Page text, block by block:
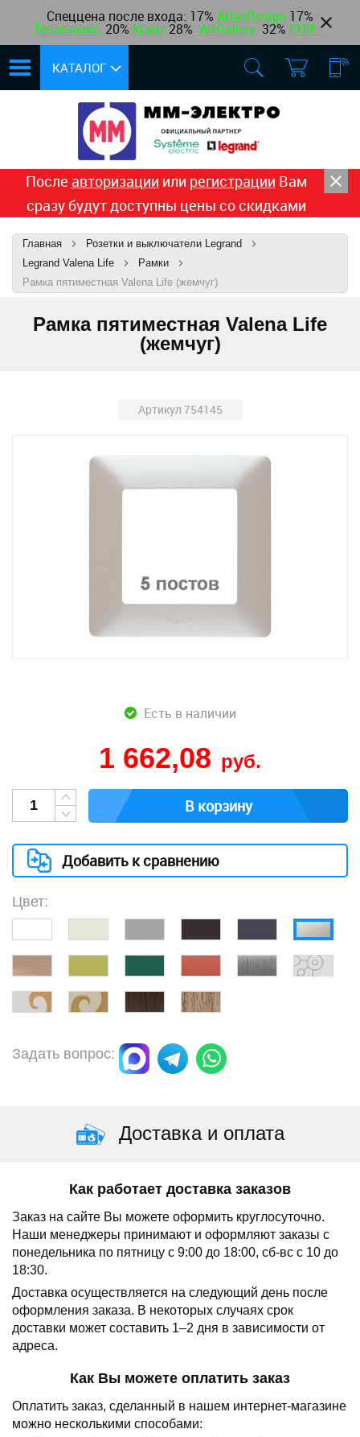
Спеццена после входа: 17% AtlasDesign 17%
Теплолюкс, 20% Kranz 28% ArtGallery 32% CHINT
КАТАЛОГ
После авторизации или регистрации Вам
сразу будут доступны цены со скидками
Главная
Розетки и выключатели Legrand
Legrand Valena Life
Рамки
Рамка пятиместная Valena Life (жемчуг)
Рамка пятиместная Valena Life
(жемчуг)
Артикул 754145
Есть в наличии
1 662,08 руб.
В корзину
Добавить к сравнению
Цвет:
Задать вопрос:
Доставка и оплата
Как работает доставка заказов
Заказ на сайте Вы можете оформить круглосуточно.
Наши менеджеры принимают и оформляют заказы с
понедельника по пятницу с 9:00 до 18:00, сб-вс с 10 до
18:30.
Доставка осуществляется на следующий день после
оформления заказа. В некоторых случаях срок
доставки может составить 1–2 дня в зависимости от
адреса.
Как Вы можете оплатить заказ
Оплатить заказ, сделанный в нашем интернет-магазине
можно несколькими способами: